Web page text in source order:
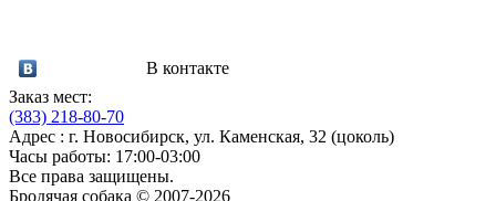
В контакте
Заказ мест:
(383) 218-80-70
Адрес : г. Новосибирск, ул. Каменская, 32 (цоколь)
Часы работы: 17:00-03:00
Все права защищены.
Бродячая собака © 2007-2026